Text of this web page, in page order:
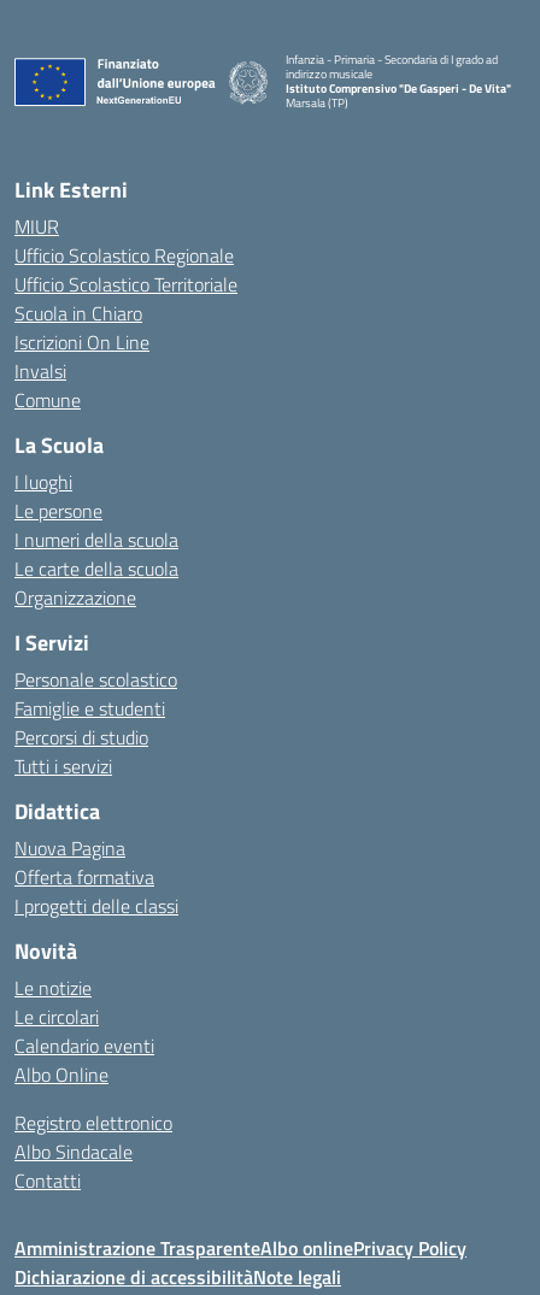
Infanzia - Primaria - Secondaria di I grado ad
indirizzo musicale
Istituto Comprensivo "De Gasperi - De Vita"
Marsala (TP)
Link Esterni
MIUR
Ufficio Scolastico Regionale
Ufficio Scolastico Territoriale
Scuola in Chiaro
Iscrizioni On Line
Invalsi
Comune
La Scuola
I luoghi
Le persone
I numeri della scuola
Le carte della scuola
Organizzazione
I Servizi
Personale scolastico
Famiglie e studenti
Percorsi di studio
Tutti i servizi
Didattica
Nuova Pagina
Offerta formativa
I progetti delle classi
Novità
Le notizie
Le circolari
Calendario eventi
Albo Online
Registro elettronico
Albo Sindacale
Contatti
Amministrazione TrasparenteAlbo onlinePrivacy Policy
Dichiarazione di accessibilitàNote legali